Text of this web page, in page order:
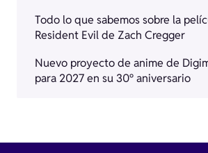
Todo lo que sabemos sobre la
Resident Evil de Zach Cregger
Nuevo proyecto de anime de
para 2027 en su 30º aniversario